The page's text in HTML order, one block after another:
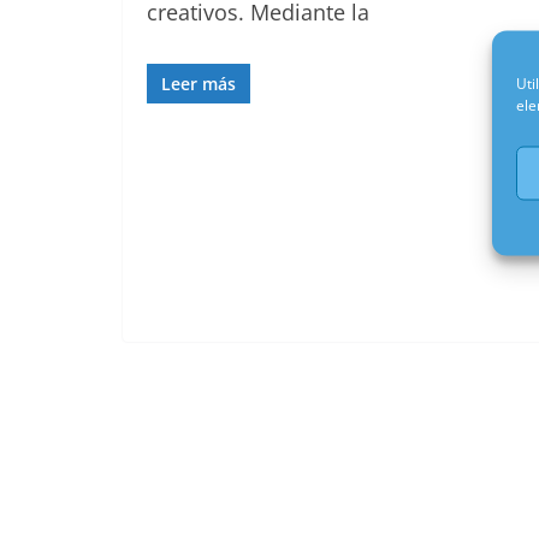
creativos. Mediante la
Leer más